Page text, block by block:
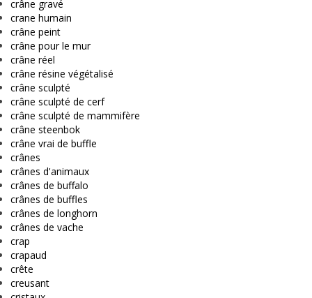
crâne gravé
crane humain
crâne peint
crâne pour le mur
crâne réel
crâne résine végétalisé
crâne sculpté
crâne sculpté de cerf
crâne sculpté de mammifère
crâne steenbok
crâne vrai de buffle
crânes
crânes d'animaux
crânes de buffalo
crânes de buffles
crânes de longhorn
crânes de vache
crap
crapaud
crête
creusant